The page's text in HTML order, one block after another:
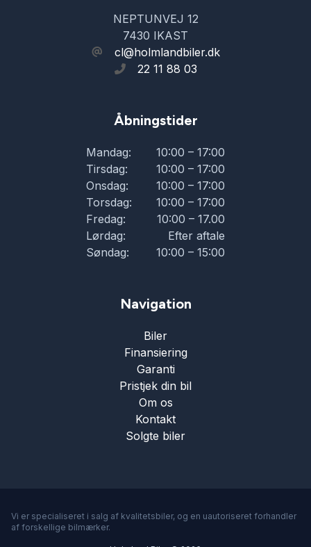
NEPTUNVEJ 12
7430 IKAST
cl@holmlandbiler.dk
22 11 88 03
Åbningstider
Mandag:
10:00 – 17:00
Tirsdag:
10:00 – 17:00
Onsdag:
10:00 – 17:00
Torsdag:
10:00 – 17:00
Fredag:
10:00 – 17.00
Lørdag:
Efter aftale
Søndag:
10:00 – 15:00
Navigation
Biler
Finansiering
Garanti
Pristjek din bil
Om os
Kontakt
Solgte biler
Vi er specialiseret i salg af kvalitetsbiler, og en uautoriseret forhandler
af forskellige bilmærker.